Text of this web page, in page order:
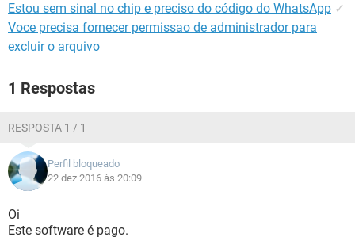
Estou sem sinal no chip e preciso do código do WhatsApp ✓
Voce precisa fornecer permissao de administrador para
excluir o arquivo
1 Respostas
RESPOSTA 1 / 1
Perfil bloqueado
22 dez 2016 às 20:09
Oi
Este software é pago.